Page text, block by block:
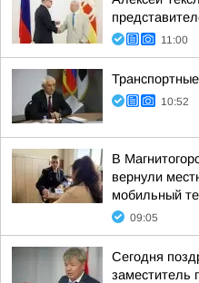
11:00
10:52
В
вернули
мобильный
09:05
Сегодня
заместитель